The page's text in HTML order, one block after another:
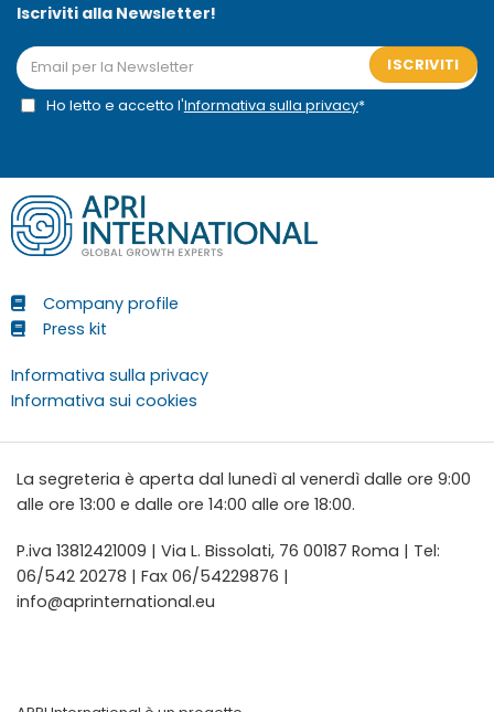
Iscriviti alla Newsletter!
ISCRIVITI
Ho letto e accetto l'Informativa sulla privacy*
Company profile
Press kit
Informativa sulla privacy
Informativa sui cookies
La segreteria è aperta dal lunedì al venerdì dalle ore 9:00
alle ore 13:00 e dalle ore 14:00 alle ore 18:00.
P.iva 13812421009 | Via L. Bissolati, 76 00187 Roma | Tel:
06/542 20278 | Fax 06/54229876 |
info@aprinternational.eu